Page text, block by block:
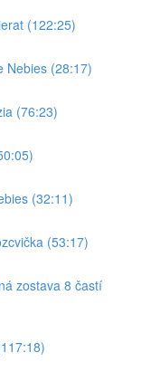
(122:25)
Nebies (28:17)
(76:23)
(32:11)
(53:17)
zostava 8 častí